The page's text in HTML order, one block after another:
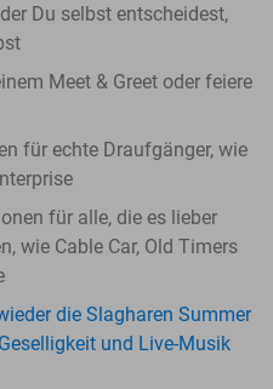
Du selbst entscheidest,
Meet & Greet oder feiere
für echte Draufgänger, wie
für alle, die es lieber
wie Cable Car, Old Timers
die Slagharen Summer
und Live-Musik